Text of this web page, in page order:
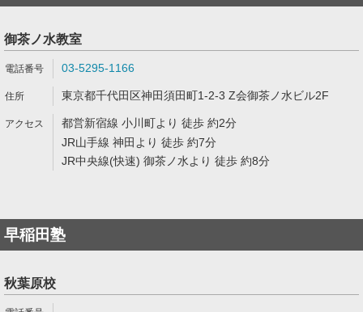
御茶ノ水教室
03-5295-1166
東京都千代田区神田須田町1-2-3 Z会御茶ノ水ビル2F
都営新宿線 小川町より 徒歩 約2分
JR山手線 神田より 徒歩 約7分
JR中央線(快速) 御茶ノ水より 徒歩 約8分
早稲田塾
秋葉原校